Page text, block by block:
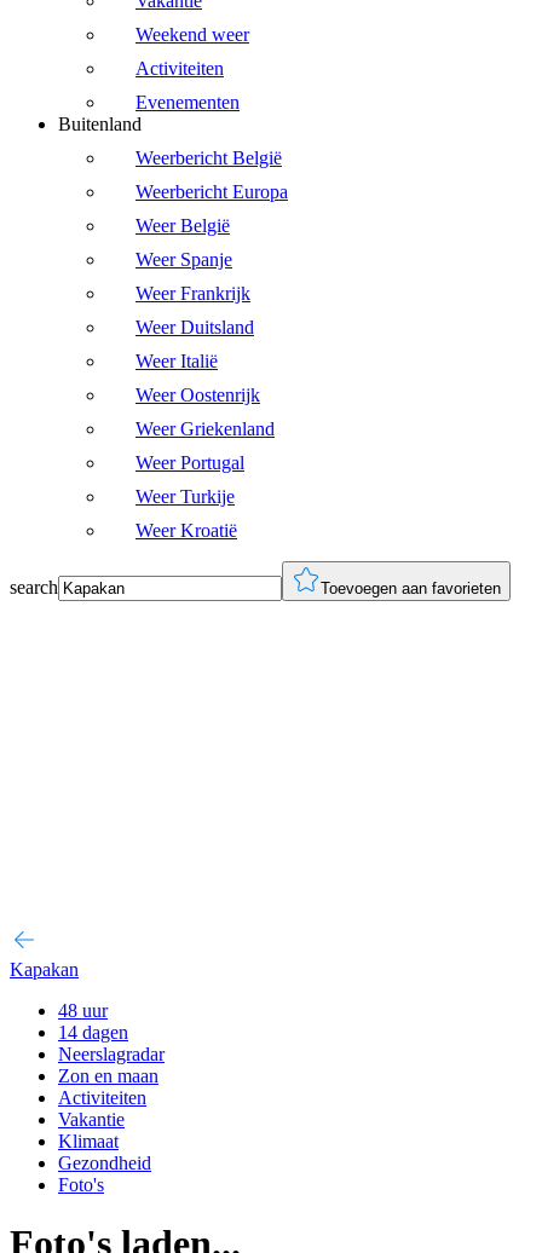
Weekend weer
Activiteiten
Evenementen
Buitenland
Weerbericht België
Weerbericht Europa
Weer België
Weer Spanje
Weer Frankrijk
Weer Duitsland
Weer Italië
Weer Oostenrijk
Weer Griekenland
Weer Portugal
Weer Turkije
Weer Kroatië
search Toevoegen aan favorieten
Kapakan
48 uur
14 dagen
Neerslagradar
Zon en maan
Activiteiten
Vakantie
Klimaat
Gezondheid
Foto's
Foto's laden...